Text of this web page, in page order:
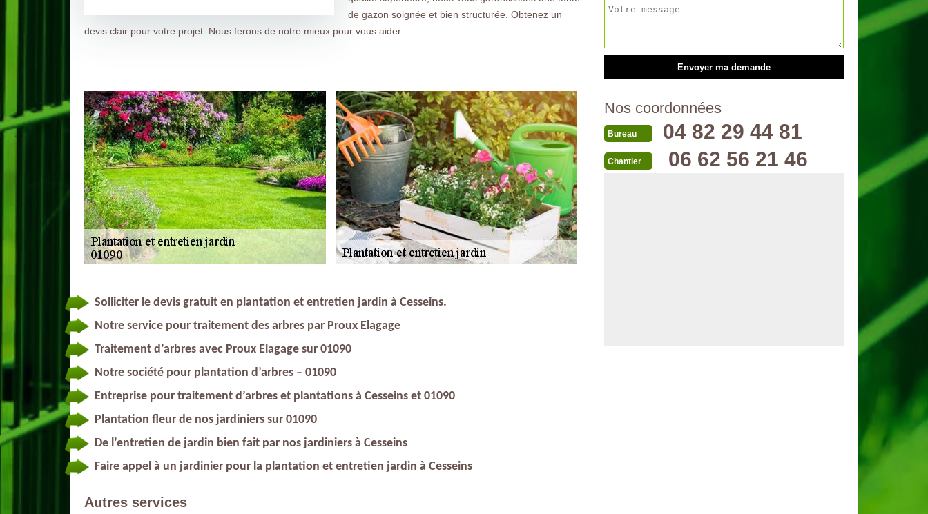
de gazon soignée et bien structurée. Obtenez un
devis clair pour votre projet. Nous ferons de notre mieux pour vous aider.
Solliciter le devis gratuit en plantation et entretien jardin à Cesseins.
Notre service pour traitement des arbres par Proux Elagage
Traitement d’arbres avec Proux Elagage sur 01090
Notre société pour plantation d’arbres – 01090
Entreprise pour traitement d’arbres et plantations à Cesseins et 01090
Plantation fleur de nos jardiniers sur 01090
De l’entretien de jardin bien fait par nos jardiniers à Cesseins
Faire appel à un jardinier pour la plantation et entretien jardin à Cesseins
Nos coordonnées
Bureau 04 82 29 44 81
Chantier 06 62 56 21 46
Autres services